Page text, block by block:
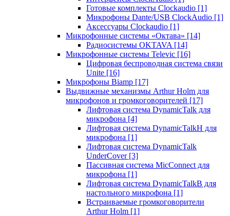
Готовые комплекты Clockaudio [1]
Микрофоны Dante/USB ClockAudio [1]
Аксессуары Clockaudio [1]
Микрофонные системы «Октава» [14]
Радиосистемы OKTAVA [14]
Микрофонные системы Televic [16]
Цифровая беспроводная система связи
Unite [16]
Микрофоны Biamp [17]
Выдвижные механизмы Arthur Holm для
микрофонов и громкоговорителей [17]
Лифтовая система DynamicTalk для
микрофона [4]
Лифтовая система DynamicTalkH для
микрофона [1]
Лифтовая система DynamicTalk
UnderCover [3]
Пассивная система MicConnect для
микрофона [1]
Лифтовая система DynamicTalkB для
настольного микрофона [1]
Встраиваемые громкоговорители
Arthur Holm [1]